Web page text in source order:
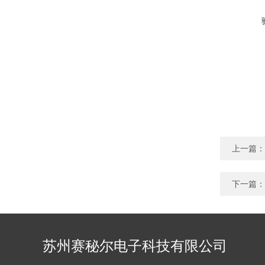
上一篇：
下一篇：
苏州赛秘尔电子科技有限公司